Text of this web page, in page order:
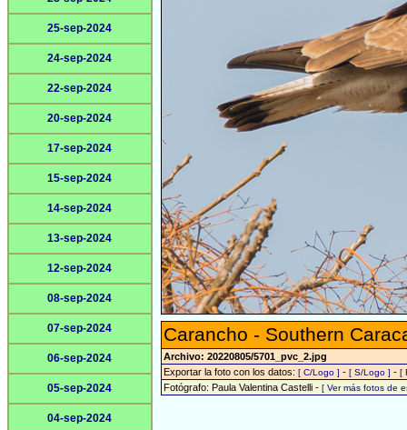
25-sep-2024
24-sep-2024
22-sep-2024
20-sep-2024
17-sep-2024
15-sep-2024
14-sep-2024
13-sep-2024
12-sep-2024
08-sep-2024
07-sep-2024
06-sep-2024
05-sep-2024
04-sep-2024
Carancho - Southern
Archivo: 20220805/5701_pvc_2.jpg
Exportar la foto con los datos: [ C/Logo ] - [ S/Logo ] - [
Fotógrafo: Paula Valentina Castelli - [ Ver más fotos de